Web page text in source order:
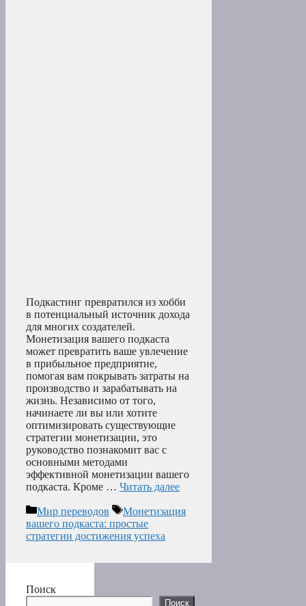
Подкастинг превратился из хобби
в потенциальный источник дохода
для многих создателей.
Монетизация вашего подкаста
может превратить ваше увлечение
в прибыльное предприятие,
помогая вам покрывать затраты на
производство и зарабатывать на
жизнь. Независимо от того,
начинаете ли вы или хотите
оптимизировать существующие
стратегии монетизации, это
руководство познакомит вас с
основными методами
эффективной монетизации вашего
подкаста. Кроме … Читать далее
Рубрики
Мир переводов Метки
Монетизация
вашего подкаста: простые
стратегии достижения успеха
Поиск
Поиск